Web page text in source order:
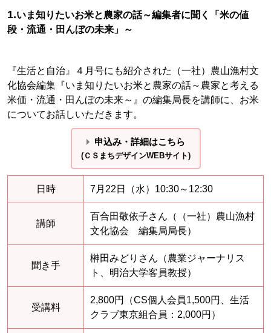
1.いま知りたいお米と農家の話～編集者に聞く「米の値
段・流通・田んぼの未来」～
『生活と自治』４月号にも紹介された（一社）農山漁村文
化協会編集『いま知りたいお米と農家の話～農家と考える
米価・流通・田んぼの未来～』の編集局長を講師に、お米
についてお話しいただきます。
申込み・詳細はこちら
(ＣＳまちデザインWEBサイト)
日時 7月22日（水）10:30～12:30
講師
百合田敬依子さん（（一社）農山漁村
文化協会 編集局局長）
聞き手
榊田みどりさん（農業ジャーナリス
ト、明治大学客員教授）
受講料
2,800円（CS個人会員1,500円、生活
クラブ東京組合員：2,000円）